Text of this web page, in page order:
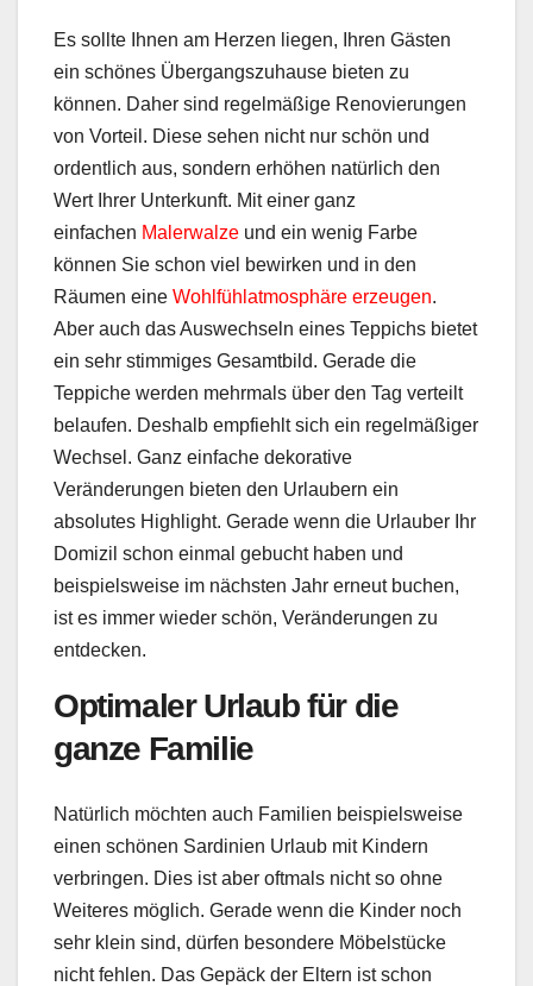
Es sollte Ihnen am Herzen liegen, Ihren Gästen
ein schönes Übergangszuhause bieten zu
können. Daher sind regelmäßige Renovierungen
von Vorteil. Diese sehen nicht nur schön und
ordentlich aus, sondern erhöhen natürlich den
Wert Ihrer Unterkunft. Mit einer ganz
einfachen Malerwalze und ein wenig Farbe
können Sie schon viel bewirken und in den
Räumen eine Wohlfühlatmosphäre erzeugen.
Aber auch das Auswechseln eines Teppichs bietet
ein sehr stimmiges Gesamtbild. Gerade die
Teppiche werden mehrmals über den Tag verteilt
belaufen. Deshalb empfiehlt sich ein regelmäßiger
Wechsel. Ganz einfache dekorative
Veränderungen bieten den Urlaubern ein
absolutes Highlight. Gerade wenn die Urlauber Ihr
Domizil schon einmal gebucht haben und
beispielsweise im nächsten Jahr erneut buchen,
ist es immer wieder schön, Veränderungen zu
entdecken.
Optimaler Urlaub für die
ganze Familie
Natürlich möchten auch Familien beispielsweise
einen schönen Sardinien Urlaub mit Kindern
verbringen. Dies ist aber oftmals nicht so ohne
Weiteres möglich. Gerade wenn die Kinder noch
sehr klein sind, dürfen besondere Möbelstücke
nicht fehlen. Das Gepäck der Eltern ist schon